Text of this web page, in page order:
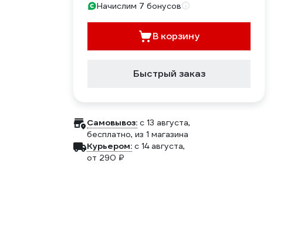
Начислим 7 бонусов
В корзину
Быстрый заказ
Самовывоз: c 13 августа,
бесплатно, из 1 магазина
Курьером: c 14 августа,
от 290 ₽